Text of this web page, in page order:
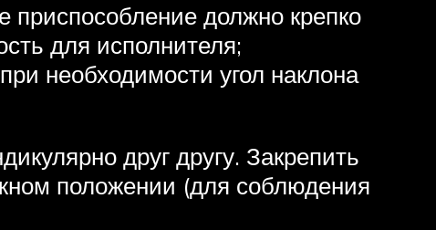
приспособление должно крепко
для исполнителя;
необходимости угол наклона
друг другу. Закрепить
положении (для соблюдения